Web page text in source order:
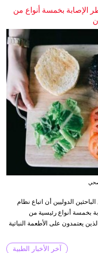
الإصابة بخمسة أنواع من
الدوليين أن اتباع نظام
بخمسة أنواع رئيسية من
يعتمدون على الأطعمة النباتية
آخر الأخبار الطبية